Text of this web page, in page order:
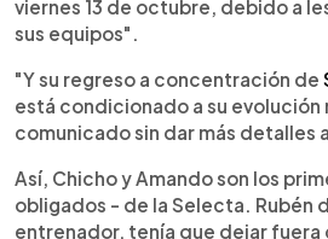
viernes 13 de octubre, debido a
sus equipos".
"Y su regreso a concentración de
está condicionado a su
comunicado sin dar más detalles
Así, Chicho y Amando son los
obligados - de la Selecta. Rubén
entrenador, tenía que dejar fuera